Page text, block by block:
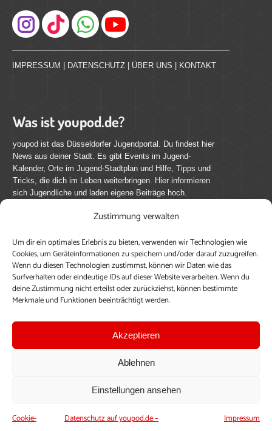
Zustimmung verwalten
Um dir ein optimales Erlebnis zu bieten, verwenden wir Technologien wie
Cookies, um Geräteinformationen zu speichern und/oder darauf zuzugreifen.
Wenn du diesen Technologien zustimmst, können wir Daten wie das
Surfverhalten oder eindeutige IDs auf dieser Website verarbeiten. Wenn du
deine Zustimmung nicht erteilst oder zurückziehst, können bestimmte
Merkmale und Funktionen beeinträchtigt werden.
Akzeptieren
Ablehnen
Einstellungen ansehen
Cookie-
Datenschutz auf youpod.de –
Impressum
Instagram
IMPRESSUM DATENSCHUTZ ÜBER UNS KONTAKT
Was ist youpod.de?
youpod ist das Düsseldorfer Jugendportal. Du findest hier
News aus deiner Stadt. Es gibt Events im Jugend-
Kalender, Orte im Jugend-Stadtplan und Hilfe, Tipps und
Tricks, die dich im Leben weiterbringen. Hier informieren
sich Jugendliche und laden eigene Beiträge hoch.
Mach mit bei youpod.de!
youpod.de lebt von Menschen wie dir. Sammel
journalistische Erfahrung, teile deine Perspektive und
veröffentliche deine Beiträge auf youpod.de.Du musst
dich anmelden, um alle Funktionen nutzen zu können, ein
Profil anzulegen, eigene Beiträge hochzuladen und zu
Einloggen